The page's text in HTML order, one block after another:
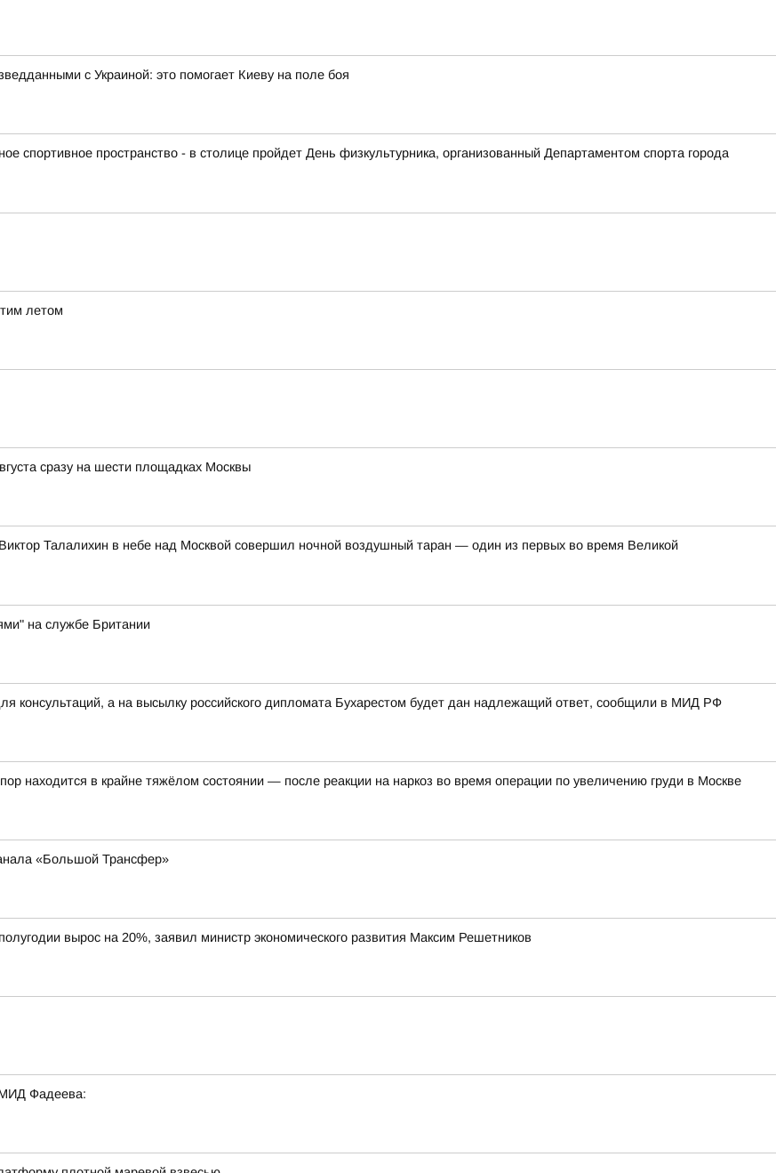
с Украиной: это помогает Киеву на поле боя
спортивное пространство - в столице пройдет День физкультурника, организованный Департаментом спорта города
летом
сразу на шести площадках Москвы
Виктор Талалихин в небе над Москвой совершил ночной воздушный таран — один из первых во время Великой
на службе Британии
консультаций, а на высылку российского дипломата Бухарестом будет дан надлежащий ответ, сообщили в МИД РФ
находится в крайне тяжёлом состоянии — после реакции на наркоз во время операции по увеличению груди в Москве
«Большой Трансфер»
вырос на 20%, заявил министр экономического развития Максим Решетников
МИД Фадеева: